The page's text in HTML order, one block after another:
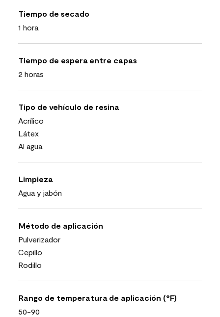
Tiempo de secado
1 hora
Tiempo de espera entre capas
2 horas
Tipo de vehículo de resina
Acrílico
Látex
Al agua
Limpieza
Agua y jabón
Método de aplicación
Pulverizador
Cepillo
Rodillo
Rango de temperatura de aplicación (°F)
50-90